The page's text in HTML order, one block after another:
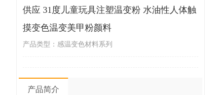
供应 31度儿童玩具注塑温变粉 水油性人体触
摸变色温变美甲粉颜料
产品类型：感温变色材料系列
产品简介